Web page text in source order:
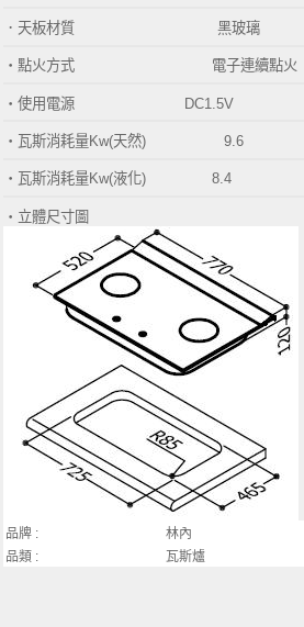
．天板材質 黑玻璃
‧點火方式 電子連續點火
‧使用電源 DC1.5V
‧ 瓦斯消耗量Kw(天然) 9.6
‧ 瓦斯消耗量Kw(液化) 8.4
‧ 立體尺寸圖
品牌 :
林內
品類 :
瓦斯爐